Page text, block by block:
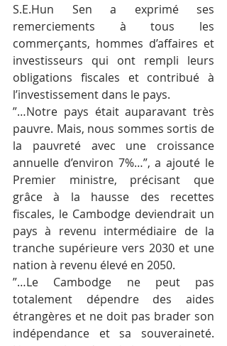
S.E.Hun Sen a exprimé ses
remerciements à tous les
commerçants, hommes d’affaires et
investisseurs qui ont rempli leurs
obligations fiscales et contribué à
l’investissement dans le pays.
”…Notre pays était auparavant très
pauvre. Mais, nous sommes sortis de
la pauvreté avec une croissance
annuelle d’environ 7%…”, a ajouté le
Premier ministre, précisant que
grâce à la hausse des recettes
fiscales, le Cambodge deviendrait un
pays à revenu intermédiaire de la
tranche supérieure vers 2030 et une
nation à revenu élevé en 2050.
”…Le Cambodge ne peut pas
totalement dépendre des aides
étrangères et ne doit pas brader son
indépendance et sa souveraineté.